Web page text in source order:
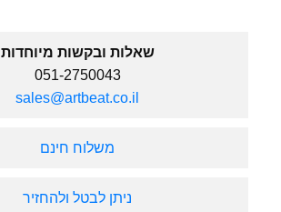
שאלות ובקשות מיוחדות
051-2750043
sales@artbeat.co.il
משלוח חינם
ניתן לבטל ולהחזיר